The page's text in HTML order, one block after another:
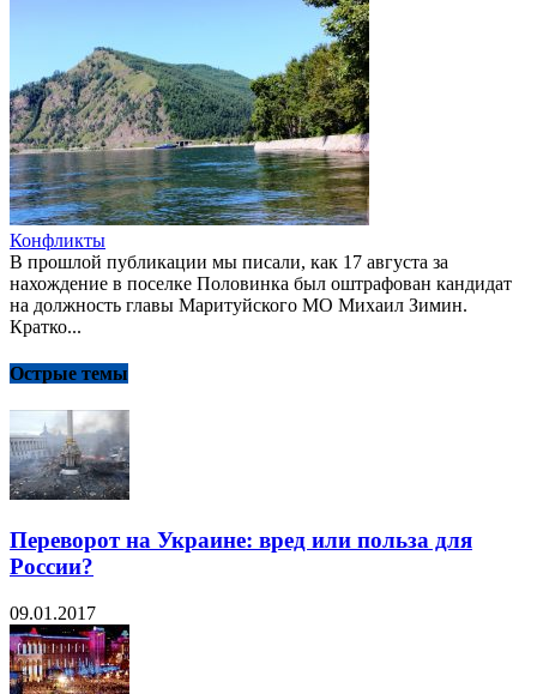
Конфликты
В прошлой публикации мы писали, как 17 августа за
нахождение в поселке Половинка был оштрафован кандидат
на должность главы Маритуйского МО Михаил Зимин.
Кратко...
Острые темы
Переворот на Украине: вред или польза для
России?
09.01.2017